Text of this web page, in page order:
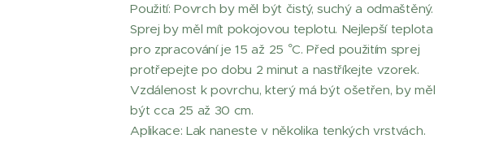
Použití: Povrch by měl být čistý, suchý a odmaštěný.
Sprej by měl mít pokojovou teplotu. Nejlepší teplota
pro zpracování je 15 až 25 °C. Před použitím sprej
protřepejte po dobu 2 minut a nastříkejte vzorek.
Vzdálenost k povrchu, který má být ošetřen, by měl
být cca 25 až 30 cm.
Aplikace: Lak naneste v několika tenkých vrstvách.